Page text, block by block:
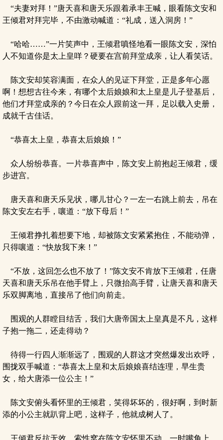
“夫妻对拜！”唐天喜和唐天乐跟着承丰王喊，眼看陈文安和
王倾君对拜完毕，不由激动喊道：“礼成，送入洞房！”
“哈哈……”一片笑声中，王倾君嗔怪地看一眼陈文安，深怕
人不知道你是太上皇咩？硬要在宫前拜堂成亲，让人看笑话。
陈文安却笑容满面，在众人的见证下拜堂，正是多年心愿
啊！想想古往今来，有哪个太后娘娘和太上皇是儿子登基后，
他们才拜堂成亲的？今日在众人跟前这一拜，足以载入史册，
成就千古佳话。
“恭喜太上皇，恭喜太后娘娘！”
众人纷纷恭喜。一片恭喜声中，陈文安上前抱起王倾君，缓
步进宫。
唐天喜和唐天乐见状，哪儿甘心？一左一右跳上前去，吊在
陈文安左右手，嚷道：“放下母后！”
王倾君挣扎着想要下地，却被陈文安紧紧抱住，不能动弹，
只得嚷道：“快放我下来！”
“不放，这回怎么也不放了！”陈文安不肯放下王倾君，任唐
天喜和唐天乐吊在他手臂上，只微抬高手臂，让唐天喜和唐天
乐双脚离地，直接吊了他们向前走。
围观的人群瞠目结舌，我们大唐帝国太上皇真是不凡，这样
子抱一拖二，还走得动？
待得一行四人渐渐远了，围观的人群这才突然爆发出欢呼，
围拢双手喊道：“恭喜太上皇和太后娘娘喜结连理，早生贵
女，给大唐添一位公主！”
陈文安俯头看怀里的王倾君，笑得坏坏的，很好啊，到时新
添的小公主就趴背上吧，这样子，他就成树人了。
王倾君反抗无效，索性窝在陈文安怀里不动，一时嘴角上